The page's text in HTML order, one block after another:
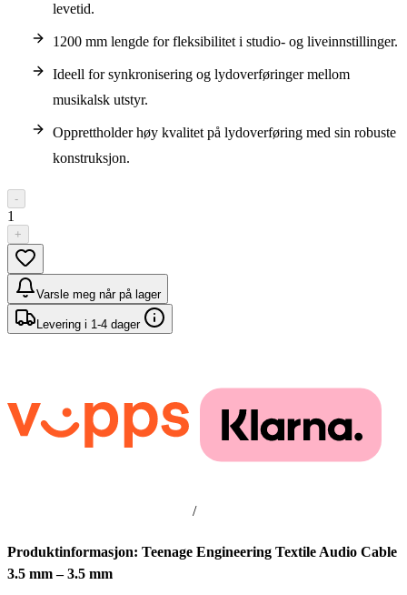
levetid.
1200 mm lengde for fleksibilitet i studio- og liveinnstillinger.
Ideell for synkronisering og lydoverføringer mellom
musikalsk utstyr.
Opprettholder høy kvalitet på lydoverføring med sin robuste
konstruksjon.
-
1
+
Varsle meg når på lager
Levering i 1-4 dager
/
Produktinformasjon: Teenage Engineering Textile Audio Cable
3.5 mm – 3.5 mm